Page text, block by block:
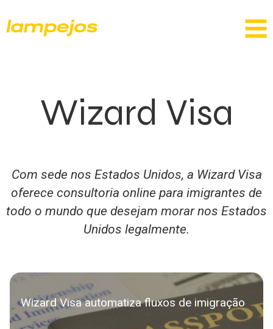
Wizard Visa
Com sede nos Estados Unidos, a Wizard Visa
oferece consultoria online para imigrantes de
todo o mundo que desejam morar nos Estados
Unidos legalmente.
Wizard Visa automatiza fluxos de imigração